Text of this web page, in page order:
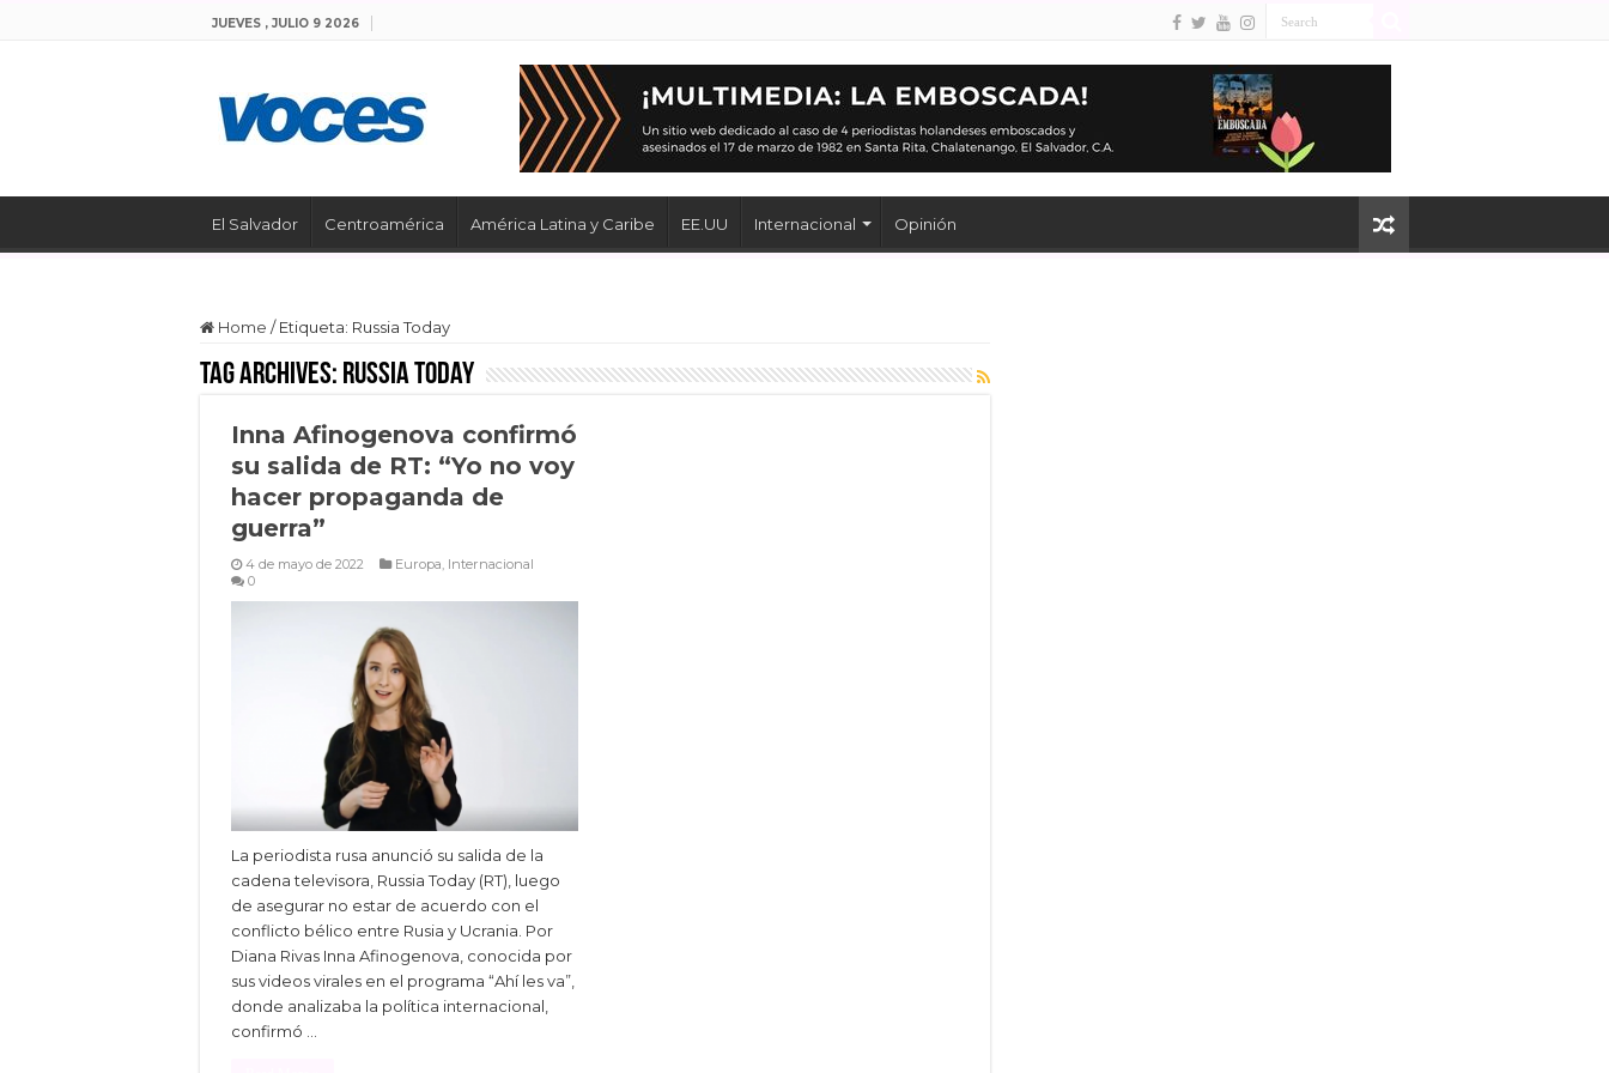
JUEVES , JULIO 9 2026
El Salvador Centroamérica América Latina y Caribe EE.UU Internacional Opinión
Home / Etiqueta: Russia Today
Tag Archives: Russia Today
Inna Afinogenova confirmó
su salida de RT: “Yo no voy
hacer propaganda de
guerra”
4 de mayo de 2022 Europa, Internacional
0
La periodista rusa anunció su salida de la
cadena televisora, Russia Today (RT), luego
de asegurar no estar de acuerdo con el
conflicto bélico entre Rusia y Ucrania. Por
Diana Rivas Inna Afinogenova, conocida por
sus videos virales en el programa “Ahí les va”,
donde analizaba la política internacional,
confirmó …